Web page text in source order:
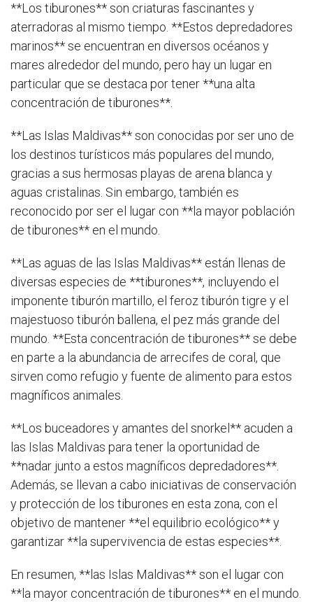
**Los tiburones** son criaturas fascinantes y
aterradoras al mismo tiempo. **Estos depredadores
marinos** se encuentran en diversos océanos y
mares alrededor del mundo, pero hay un lugar en
particular que se destaca por tener **una alta
concentración de tiburones**.
**Las Islas Maldivas** son conocidas por ser uno de
los destinos turísticos más populares del mundo,
gracias a sus hermosas playas de arena blanca y
aguas cristalinas. Sin embargo, también es
reconocido por ser el lugar con **la mayor población
de tiburones** en el mundo.
**Las aguas de las Islas Maldivas** están llenas de
diversas especies de **tiburones**, incluyendo el
imponente tiburón martillo, el feroz tiburón tigre y el
majestuoso tiburón ballena, el pez más grande del
mundo. **Esta concentración de tiburones** se debe
en parte a la abundancia de arrecifes de coral, que
sirven como refugio y fuente de alimento para estos
magníficos animales.
**Los buceadores y amantes del snorkel** acuden a
las Islas Maldivas para tener la oportunidad de
**nadar junto a estos magníficos depredadores**.
Además, se llevan a cabo iniciativas de conservación
y protección de los tiburones en esta zona, con el
objetivo de mantener **el equilibrio ecológico** y
garantizar **la supervivencia de estas especies**.
En resumen, **las Islas Maldivas** son el lugar con
**la mayor concentración de tiburones** en el mundo.